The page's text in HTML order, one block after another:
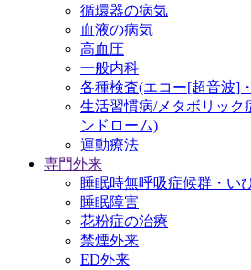
循環器の病気
血液の病気
高血圧
一般内科
各種検査(エコー[超音波]
生活習慣病/メタボリック
ンドローム)
運動療法
専門外来
睡眠時無呼吸症候群・い
睡眠障害
花粉症の治療
禁煙外来
ED外来